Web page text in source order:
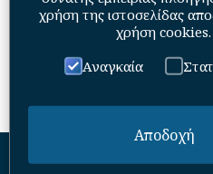
Academy of
χρήση της ιστοσελίδας
χρήση cookies.
Αναγκαία
Αποδοχή